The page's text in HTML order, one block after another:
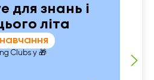
для знань і
літа
Clubs у 🎁